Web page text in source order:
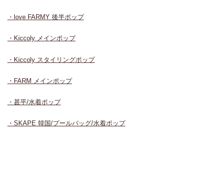
・love FARMY 後半ポップ
・Kiccoly メインポップ
・Kiccoly スタイリングポップ
・FARM メインポップ
・甚平/水着ポップ
・SKAPE 韓国/プールバッグ/水着ポップ